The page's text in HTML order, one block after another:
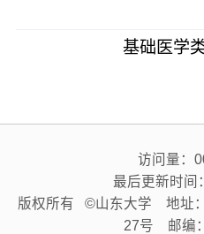
基础医学
访问量：
最后更新时间：
版权所有 ©山东大学 地址
27号 邮编